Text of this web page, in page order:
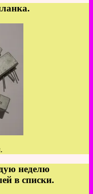
неделю
в списки.